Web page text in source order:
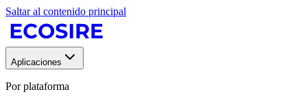
Saltar al contenido principal
Aplicaciones
Por plataforma